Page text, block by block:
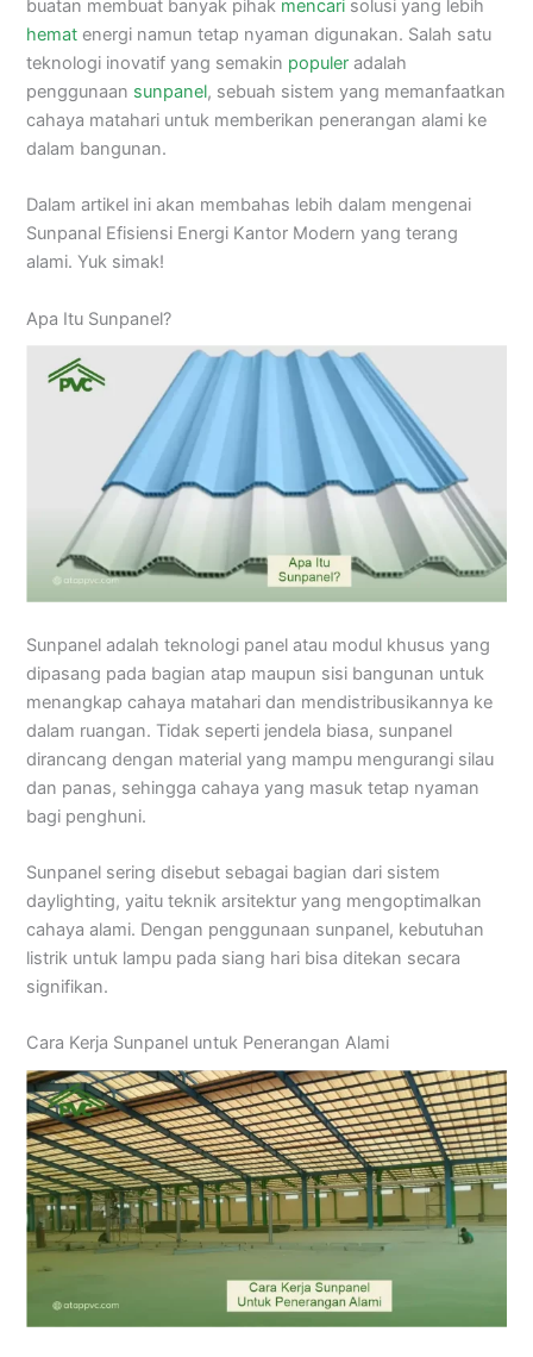
buatan membuat banyak pihak mencari solusi yang lebih
hemat energi namun tetap nyaman digunakan. Salah satu
teknologi inovatif yang semakin populer adalah
penggunaan sunpanel, sebuah sistem yang memanfaatkan
cahaya matahari untuk memberikan penerangan alami ke
dalam bangunan.
Dalam artikel ini akan membahas lebih dalam mengenai
Sunpanal Efisiensi Energi Kantor Modern yang terang
alami. Yuk simak!
Apa Itu Sunpanel?
Sunpanel adalah teknologi panel atau modul khusus yang
dipasang pada bagian atap maupun sisi bangunan untuk
menangkap cahaya matahari dan mendistribusikannya ke
dalam ruangan. Tidak seperti jendela biasa, sunpanel
dirancang dengan material yang mampu mengurangi silau
dan panas, sehingga cahaya yang masuk tetap nyaman
bagi penghuni.
Sunpanel sering disebut sebagai bagian dari sistem
daylighting, yaitu teknik arsitektur yang mengoptimalkan
cahaya alami. Dengan penggunaan sunpanel, kebutuhan
listrik untuk lampu pada siang hari bisa ditekan secara
signifikan.
Cara Kerja Sunpanel untuk Penerangan Alami